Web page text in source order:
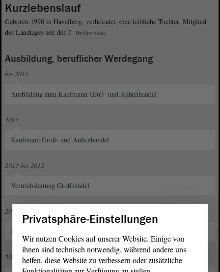
Kurzlebenslauf
Geboren 1990 in Havelberg, verheiratet, eine leibliche Tochter. Mitglied
des Landtages seit der 7. Wahlperiode.
Ausbildung, beruflicher Werdegang
bis 2011
Ausbildung zum Kaufmann Groß- und Außenhandel
2011
Kaufmann Groß- und Außenhandel
2011 bis 2012
Vertriebsleitung Großhandel
2011 bis 2014
Key Account Manager, Augenklinik in Berlin
2013 bis 2016
Privatsphäre-Einstellungen
Wir nutzen Cookies auf unserer Website. Einige von
ihnen sind technisch notwendig, während andere uns
helfen, diese Website zu verbessern oder zusätzliche